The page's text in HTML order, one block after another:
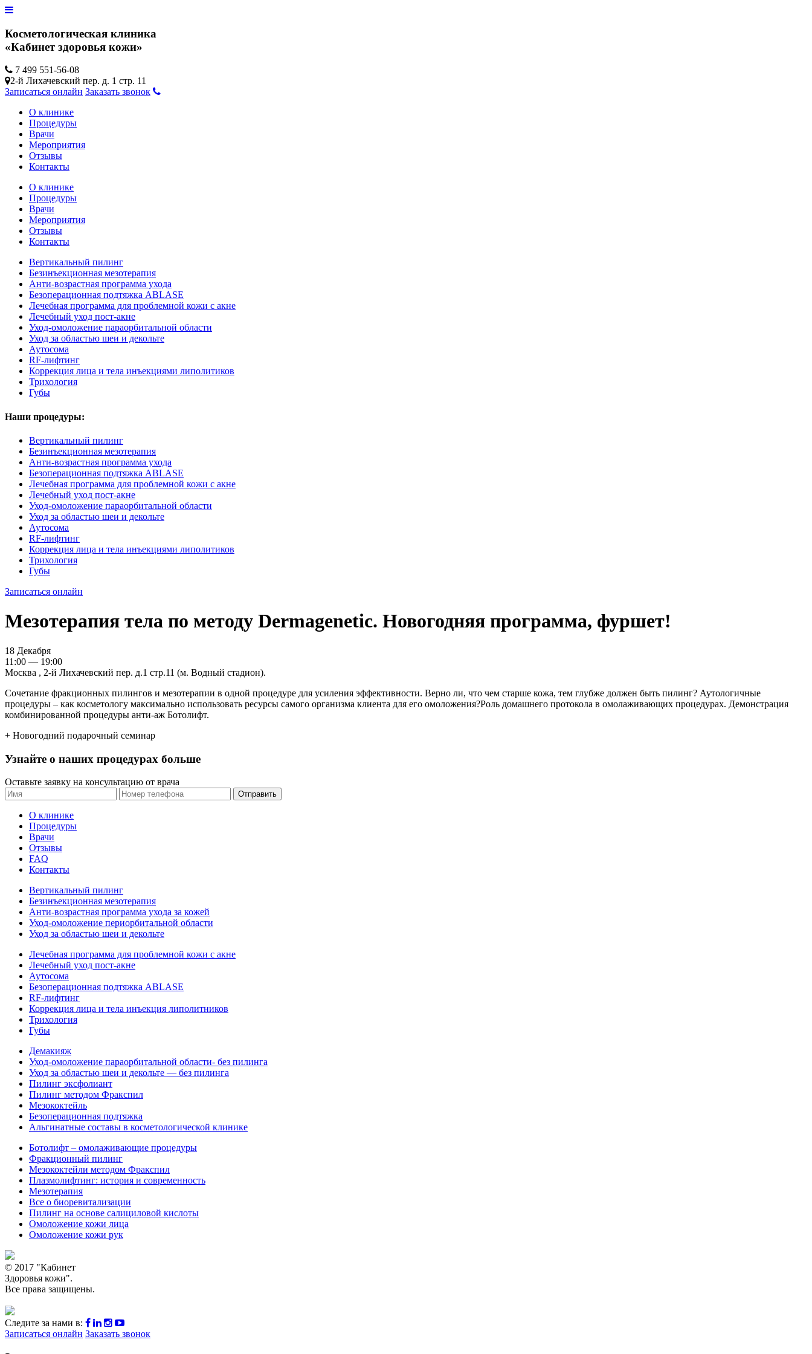
Косметологическая клиника
«Кабинет здоровья кожи»
7 499 551-56-08
2-й Лихачевский пер. д. 1 стр. 11
Записаться онлайн Заказать звонок
О клинике
Процедуры
Врачи
Мероприятия
Отзывы
Контакты
О клинике
Процедуры
Врачи
Мероприятия
Отзывы
Контакты
Вертикальный пилинг
Безинъекционная мезотерапия
Анти-возрастная программа ухода
Безоперационная подтяжка ABLASE
Лечебная программа для проблемной кожи с акне
Лечебный уход пост-акне
Уход-омоложение параорбитальной области
Уход за областью шеи и декольте
Аутосома
RF-лифтинг
Коррекция лица и тела инъекциями липолитиков
Трихология
Губы
Наши процедуры:
Вертикальный пилинг
Безинъекционная мезотерапия
Анти-возрастная программа ухода
Безоперационная подтяжка ABLASE
Лечебная программа для проблемной кожи с акне
Лечебный уход пост-акне
Уход-омоложение параорбитальной области
Уход за областью шеи и декольте
Аутосома
RF-лифтинг
Коррекция лица и тела инъекциями липолитиков
Трихология
Губы
Записаться онлайн
Мезотерапия тела по методу Dermagenetic. Новогодняя программа, фуршет!
18 Декабря
11:00 — 19:00
Москва , 2-й Лихачевский пер. д.1 стр.11 (м. Водный стадион).
Сочетание фракционных пилингов и мезотерапии в одной процедуре для усиления эффективности. Верно ли, что чем старше кожа, тем глубже должен быть пилинг? Аутологичные
процедуры – как косметологу максимально использовать ресурсы самого организма клиента для его омоложения?Роль домашнего протокола в омолаживающих процедурах. Демонстрация
комбинированной процедуры анти-аж Ботолифт.
+ Новогодний подарочный семинар
Узнайте о наших процедурах больше
Оставьте заявку на консультацию от врача
Отправить
О клинике
Процедуры
Врачи
Отзывы
FAQ
Контакты
Вертикальный пилинг
Безинъекционная мезотерапия
Анти-возрастная программа ухода за кожей
Уход-омоложение периорбитальной области
Уход за областью шеи и декольте
Лечебная программа для проблемной кожи с акне
Лечебный уход пост-акне
Аутосома
Безоперационная подтяжка ABLASE
RF-лифтинг
Коррекция лица и тела инъекция липолитников
Трихология
Губы
Демакияж
Уход-омоложение параорбитальной области- без пилинга
Уход за областью шеи и декольте — без пилинга
Пилинг эксфолиант
Пилинг методом Фракспил
Мезококтейль
Безоперационная подтяжка
Альгинатные составы в косметологической клинике
Ботолифт – омолаживающие процедуры
Фракционный пилинг
Мезококтейли методом Фракспил
Плазмолифтинг: история и современность
Мезотерапия
Все о биоревитализации
Пилинг на основе салициловой кислоты
Омоложение кожи лица
Омоложение кожи рук
© 2017 "Кабинет
Здоровья кожи".
Все права защищены.
Следите за нами в:
Записаться онлайн Заказать звонок